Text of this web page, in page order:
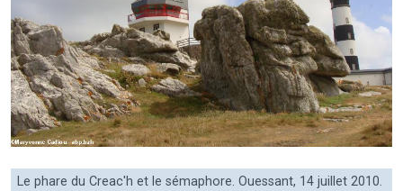
Le phare du Creac'h et le sémaphore. Ouessant, 14 juillet 2010.